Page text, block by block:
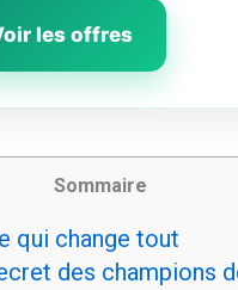
les offres
Sommaire
qui change tout
des champions